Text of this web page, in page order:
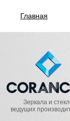
Главная
Зеркала и
ведущих